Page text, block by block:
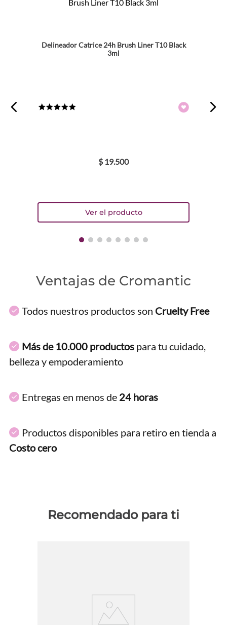
ENVIAR COMENTARIO
Delineador Catrice 24h Brush Liner T10 Black
3ml
$ 19.500
Ventajas de Cromantic
Todos nuestros productos son Cruelty Free
Más de 10.000 productos para tu cuidado,
belleza y empoderamiento
Entregas en menos de 24 horas
Productos disponibles para retiro en tienda a
Costo cero
Recomendado para ti